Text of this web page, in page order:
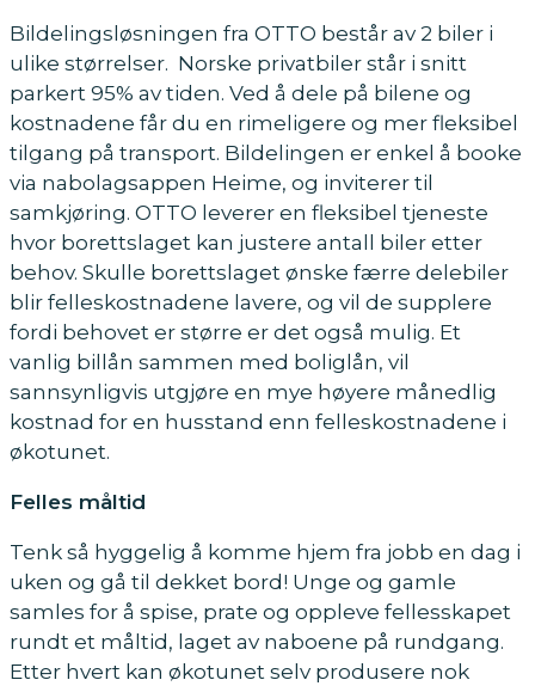
Bildelingsløsningen fra OTTO består av 2 biler i
ulike størrelser. Norske privatbiler står i snitt
parkert 95% av tiden. Ved å dele på bilene og
kostnadene får du en rimeligere og mer fleksibel
tilgang på transport. Bildelingen er enkel å booke
via nabolagsappen Heime, og inviterer til
samkjøring. OTTO leverer en fleksibel tjeneste
hvor borettslaget kan justere antall biler etter
behov. Skulle borettslaget ønske færre delebiler
blir felleskostnadene lavere, og vil de supplere
fordi behovet er større er det også mulig. Et
vanlig billån sammen med boliglån, vil
sannsynligvis utgjøre en mye høyere månedlig
kostnad for en husstand enn felleskostnadene i
økotunet.
Felles måltid
Tenk så hyggelig å komme hjem fra jobb en dag i
uken og gå til dekket bord! Unge og gamle
samles for å spise, prate og oppleve fellesskapet
rundt et måltid, laget av naboene på rundgang.
Etter hvert kan økotunet selv produsere nok